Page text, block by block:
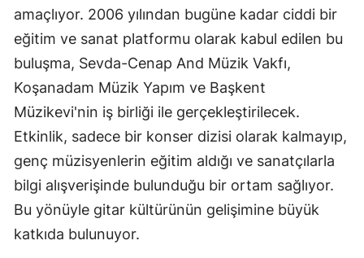
amaçlıyor. 2006 yılından bugüne kadar ciddi bir
eğitim ve sanat platformu olarak kabul edilen bu
buluşma, Sevda-Cenap And Müzik Vakfı,
Koşanadam Müzik Yapım ve Başkent
Müzikevi'nin iş birliği ile gerçekleştirilecek.
Etkinlik, sadece bir konser dizisi olarak kalmayıp,
genç müzisyenlerin eğitim aldığı ve sanatçılarla
bilgi alışverişinde bulunduğu bir ortam sağlıyor.
Bu yönüyle gitar kültürünün gelişimine büyük
katkıda bulunuyor.